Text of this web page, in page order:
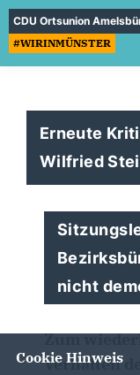
CDU Ortsunion
#WIRINMÜNSTER
Erneute
Wilfried
nicht
Zum
Verhalten
Cookie Hinweis